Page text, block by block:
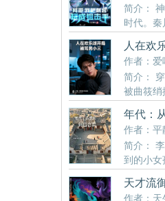
简介：
时代。
sss级天赋——狙神。
择是。刺客！一击必
战。
人在欢
小三
作者：爱
简介：
被曲筱绡
酒店、五十杯白酒赌
莹骂渣男、樊胜美劝“
付曲筱绡的花式整蛊
坑。给樊胜美拆相亲
作！这22楼的日子，
阅读须知：同人文会
情！不上升角色，不上
年代：
作者：平
简介：
到的小女
沾染在小女孩脖子上
李卫东的灵魂穿越到
天才流
级天赋
作者：天